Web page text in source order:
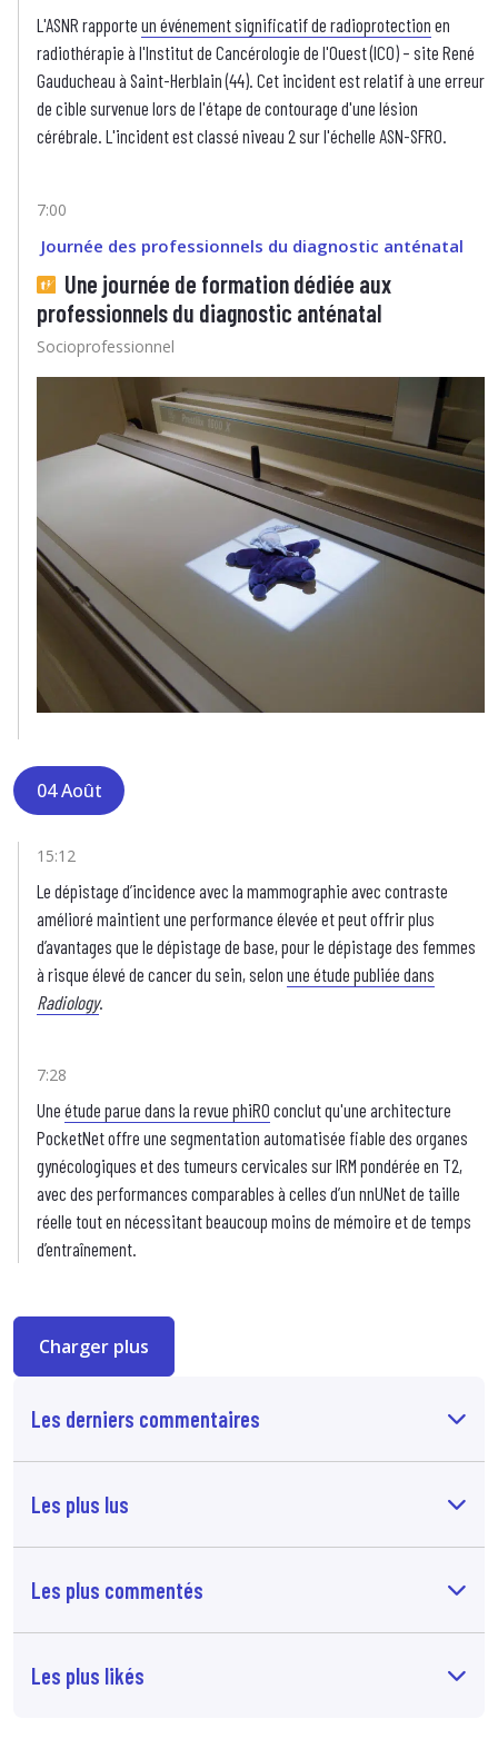
L'ASNR rapporte un événement significatif de radioprotection en
radiothérapie à l'Institut de Cancérologie de l'Ouest (ICO) – site René
Gauducheau à Saint-Herblain (44). Cet incident est relatif à une erreur
de cible survenue lors de l'étape de contourage d'une lésion
cérébrale. L'incident est classé niveau 2 sur l'échelle ASN-SFRO.
7:00
Journée des professionnels du diagnostic anténatal
Une journée de formation dédiée aux
professionnels du diagnostic anténatal
Socioprofessionnel
04 Août
15:12
Le dépistage d’incidence avec la mammographie avec contraste
amélioré maintient une performance élevée et peut offrir plus
d’avantages que le dépistage de base, pour le dépistage des femmes
à risque élevé de cancer du sein, selon une étude publiée dans
Radiology.
7:28
Une étude parue dans la revue phiRO conclut qu'une architecture
PocketNet offre une segmentation automatisée fiable des organes
gynécologiques et des tumeurs cervicales sur IRM pondérée en T2,
avec des performances comparables à celles d’un nnUNet de taille
réelle tout en nécessitant beaucoup moins de mémoire et de temps
d’entraînement.
Charger plus
Les derniers commentaires
Les plus lus
Les plus commentés
Les plus likés